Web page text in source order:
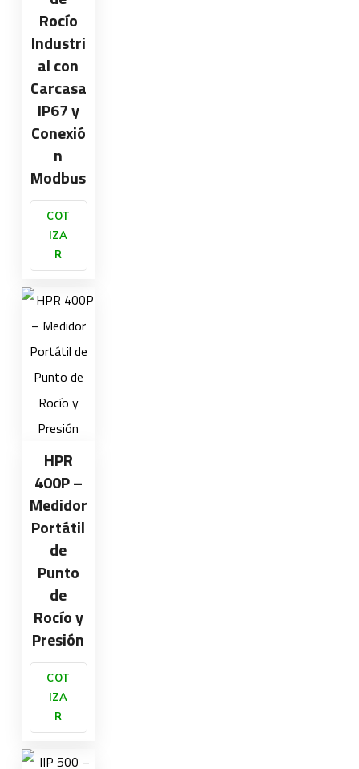
Rocío
Industri
al con
Carcasa
IP67 y
Conexió
n
Modbus
COT
IZA
R
HPR
400P –
Medidor
Portátil
de
Punto
de
Rocío y
Presión
COT
IZA
R